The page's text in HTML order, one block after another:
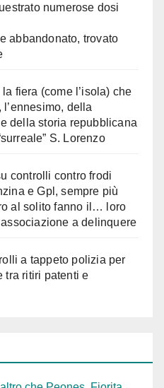
numerose dosi
abbandonato, trovato
fiera (come l’isola) che
della
della storia repubblicana
S. Lorenzo
controlli contro frodi
e Gpl, sempre più
al solito fanno il… loro
a delinquere
a tappeto polizia per
tra ritiri patenti e